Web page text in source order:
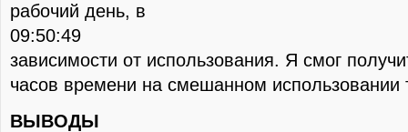
рабочий день, в
09:50:49
зависимости от использования. Я смог
часов времени на смешанном использовании
ВЫВОДЫ